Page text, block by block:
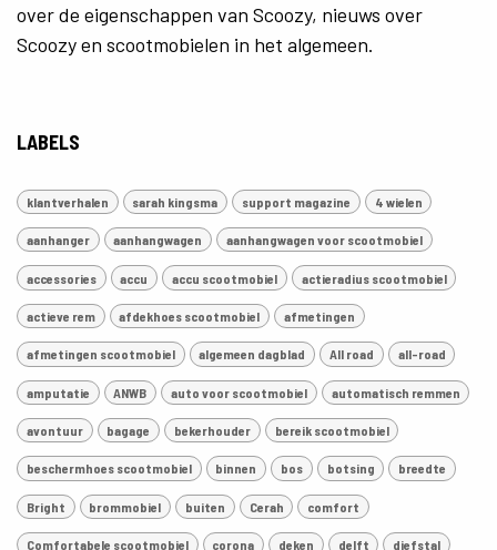
over de eigenschappen van Scoozy, nieuws over
Scoozy en scootmobielen in het algemeen.
LABELS
klantverhalen sarah kingsma support magazine 4 wielen
aanhanger aanhangwagen aanhangwagen voor scootmobiel
accessories accu accu scootmobiel actieradius scootmobiel
actieve rem afdekhoes scootmobiel afmetingen
afmetingen scootmobiel algemeen dagblad All road all-road
amputatie ANWB auto voor scootmobiel automatisch remmen
avontuur bagage bekerhouder bereik scootmobiel
beschermhoes scootmobiel binnen bos botsing breedte
Bright brommobiel buiten Cerah comfort
Comfortabele scootmobiel corona deken delft diefstal